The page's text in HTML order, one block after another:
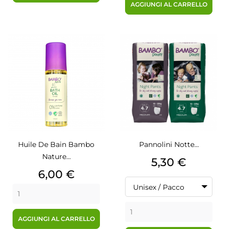
AGGIUNGI AL CARRELLO
Huile De Bain Bambo
Nature...
Prezzo
6,00 €
AGGIUNGI AL CARRELLO
Pannolini Notte...
Prezzo
5,30 €
Unisex / Pacco